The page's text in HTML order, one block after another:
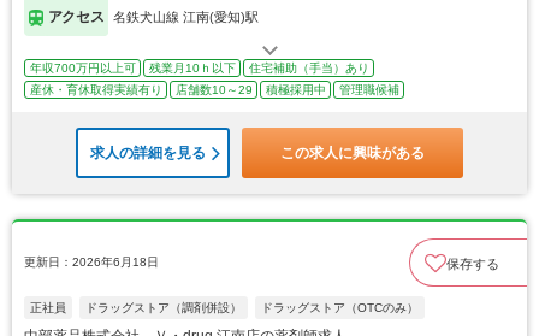
アクセス 名鉄犬山線 江南(愛知)駅
年収700万円以上可 残業月10ｈ以下
住宅補助（手当）あり
産休・育休取得実績有り
店舗数10～29 積極採用中 管理職候補
求人の詳細を見る この求人に興味がある
更新日：2026年6月18日 保存する
正社員 ドラッグストア（調剤併設） ドラッグストア（OTCのみ）